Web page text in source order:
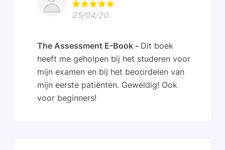
25/04/20
The Assessment E-Book
Dit boek
heeft me geholpen bij het studeren voor
mijn examen en bij het beoordelen van
mijn eerste patiënten. Geweldig! Ook
voor beginners!